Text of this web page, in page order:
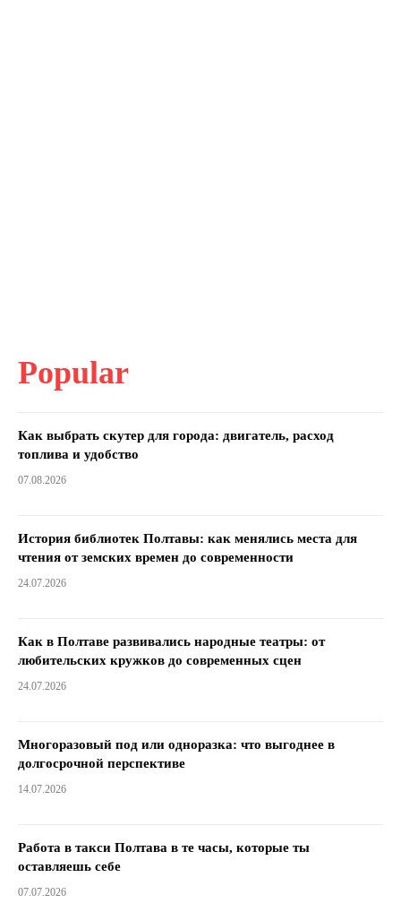
Popular
Как выбрать скутер для города: двигатель, расход
топлива и удобство
07.08.2026
История библиотек Полтавы: как менялись места для
чтения от земских времен до современности
24.07.2026
Как в Полтаве развивались народные театры: от
любительских кружков до современных сцен
24.07.2026
Многоразовый под или одноразка: что выгоднее в
долгосрочной перспективе
14.07.2026
Работа в такси Полтава в те часы, которые ты
оставляешь себе
07.07.2026